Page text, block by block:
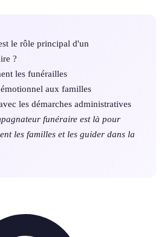
le rôle principal d'un
?
les funérailles
aux familles
les démarches administratives
funéraire est là pour
les familles et les guider dans la